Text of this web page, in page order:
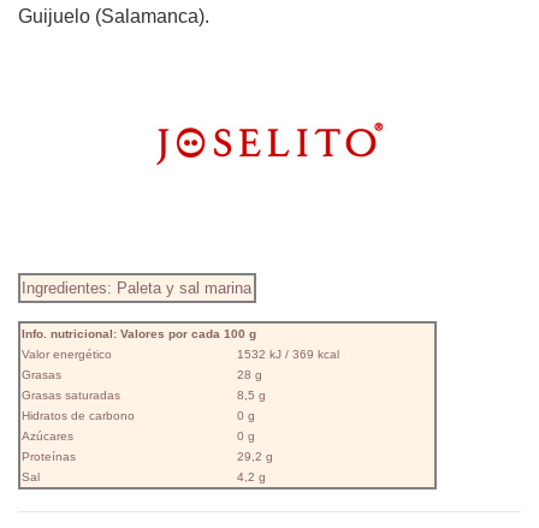
Guijuelo (Salamanca).
Ingredientes: Paleta y sal marina
Info. nutricional: Valores por cada 100 g
Valor energético
1532 kJ / 369 kcal
Grasas
28 g
Grasas saturadas
8,5 g
Hidratos de carbono
0 g
Azúcares
0 g
Proteínas
29,2 g
Sal
4,2 g